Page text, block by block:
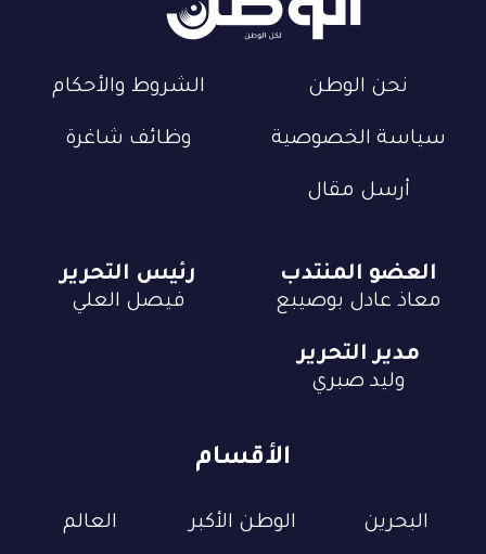
نحن الوطن الشروط والأحكام
سياسة الخصوصية وظائف شاغرة
أرسل مقال
الأقسام
البحرين الوطن الأكبر العالم
العضو المنتدب
معاذ عادل بوصيبع
رئيس التحرير
فيصل العلي
مدير التحرير
وليد صبري